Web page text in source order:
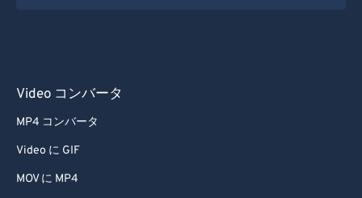
Video コンバータ
MP4 コンバータ
Video に GIF
MOV に MP4